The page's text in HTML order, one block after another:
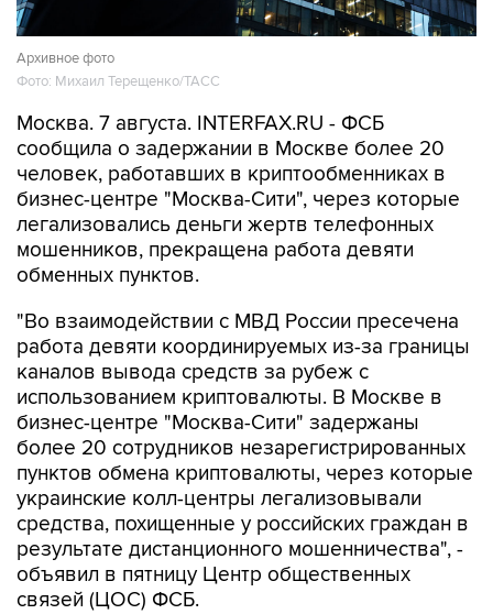
Архивное фото
Фото: Михаил Терещенко/ТАСС
Москва. 7 августа. INTERFAX.RU - ФСБ
сообщила о задержании в Москве более 20
человек, работавших в криптообменниках в
бизнес-центре "Москва-Сити", через которые
легализовались деньги жертв телефонных
мошенников, прекращена работа девяти
обменных пунктов.
"Во взаимодействии с МВД России пресечена
работа девяти координируемых из-за границы
каналов вывода средств за рубеж с
использованием криптовалюты. В Москве в
бизнес-центре "Москва-Сити" задержаны
более 20 сотрудников незарегистрированных
пунктов обмена криптовалюты, через которые
украинские колл-центры легализовывали
средства, похищенные у российских граждан в
результате дистанционного мошенничества", -
объявил в пятницу Центр общественных
связей (ЦОС) ФСБ.